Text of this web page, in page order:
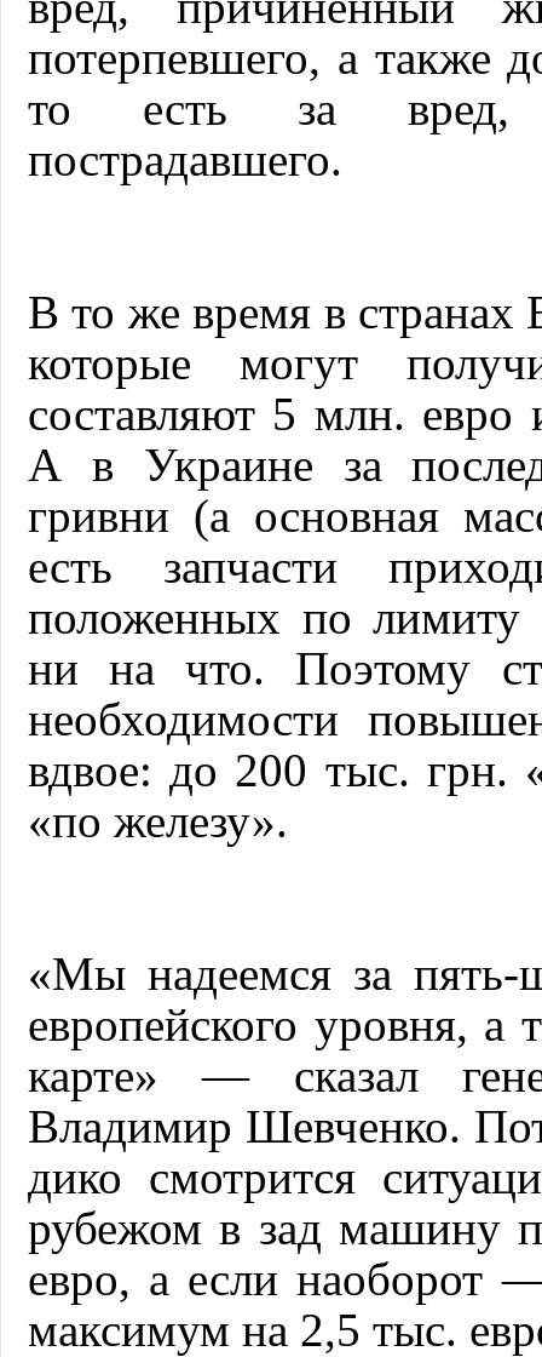
потерпевшего, а также
то есть за вред,
пострадавшего.
В то же время в
которые могут
составляют 5 млн. евро
А в Украине за
гривни (а основная
есть запчасти
положенных по лимиту
ни на что. Поэтому
необходимости
вдвое: до 200 тыс.
«по железу».
«Мы надеемся за пять-
европейского уровня, а
карте» — сказал
Владимир Шевченко.
дико смотрится
рубежом в зад машину
евро, а если наоборот
максимум на 2,5 тыс.